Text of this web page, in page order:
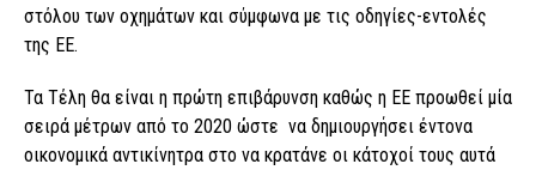
στόλου των οχημάτων και σύμφωνα με τις οδηγίες-εντολές
της ΕΕ.
Τα Τέλη θα είναι η πρώτη επιβάρυνση καθώς η ΕΕ προωθεί μία
σειρά μέτρων από το 2020 ώστε να δημιουργήσει έντονα
οικονομικά αντικίνητρα στο να κρατάνε οι κάτοχοί τους αυτά